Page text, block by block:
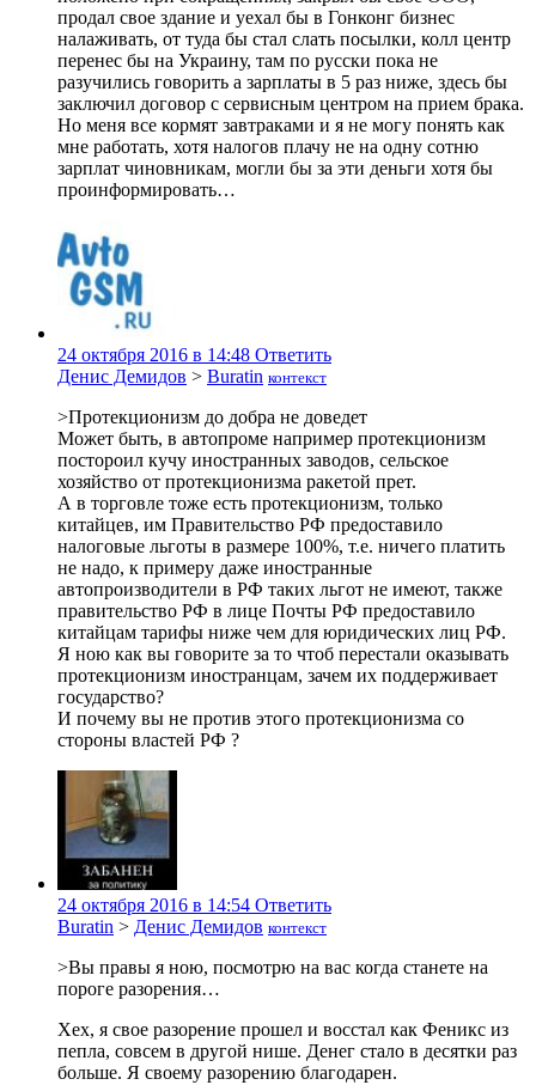
продал свое здание и уехал бы в Гонконг бизнес
налаживать, от туда бы стал слать посылки, колл центр
перенес бы на Украину, там по русски пока не
разучились говорить а зарплаты в 5 раз ниже, здесь бы
заключил договор с сервисным центром на прием брака.
Но меня все кормят завтраками и я не могу понять как
мне работать, хотя налогов плачу не на одну сотню
зарплат чиновникам, могли бы за эти деньги хотя бы
проинформировать…
24 октября 2016 в 14:48 Ответить
Денис Демидов > Buratin контекст
>Протекционизм до добра не доведет
Может быть, в автопроме например протекционизм
постороил кучу иностранных заводов, сельское
хозяйство от протекционизма ракетой прет.
А в торговле тоже есть протекционизм, только
китайцев, им Правительство РФ предоставило
налоговые льготы в размере 100%, т.е. ничего платить
не надо, к примеру даже иностранные
автопроизводители в РФ таких льгот не имеют, также
правительство РФ в лице Почты РФ предоставило
китайцам тарифы ниже чем для юридических лиц РФ.
Я ною как вы говорите за то чтоб перестали оказывать
протекционизм иностранцам, зачем их поддерживает
государство?
И почему вы не против этого протекционизма со
стороны властей РФ ?
24 октября 2016 в 14:54 Ответить
Buratin > Денис Демидов контекст
>Вы правы я ною, посмотрю на вас когда станете на
пороге разорения…
Хех, я свое разорение прошел и восстал как Феникс из
пепла, совсем в другой нише. Денег стало в десятки раз
больше. Я своему разорению благодарен.